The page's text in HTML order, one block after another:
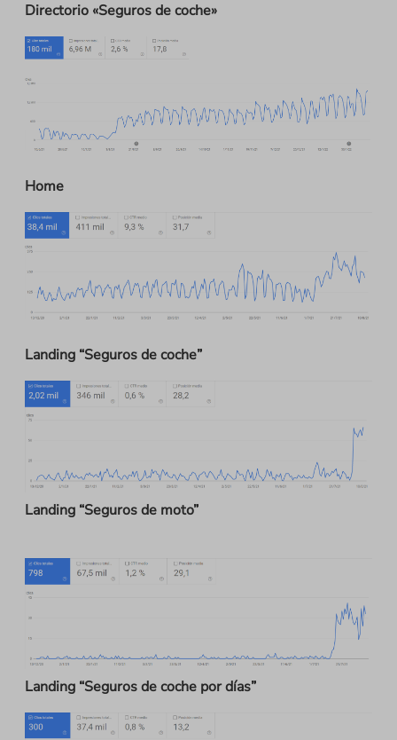
Directorio «Seguros de coche»
Home
Landing “Seguros de coche”
Landing “Seguros de moto”
Landing “Seguros de coche por días”